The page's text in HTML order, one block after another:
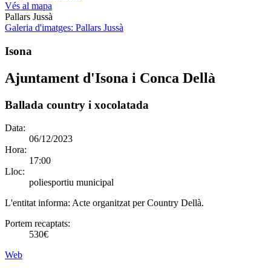
Vés al mapa
Pallars Jussà
Galeria d'imatges: Pallars Jussà
Isona
Ajuntament d'Isona i Conca Dellà
Ballada country i xocolatada
Data:
06/12/2023
Hora:
17:00
Lloc:
poliesportiu municipal
L'entitat informa: Acte organitzat per Country Dellà.
Portem recaptats:
530€
Web